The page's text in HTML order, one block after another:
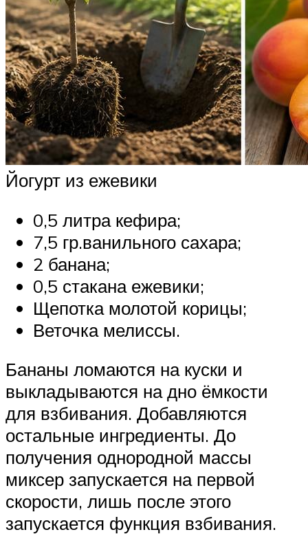
Йогурт из ежевики
0,5 литра кефира;
7,5 гр.ванильного сахара;
2 банана;
0,5 стакана ежевики;
Щепотка молотой корицы;
Веточка мелиссы.
Бананы ломаются на куски и
выкладываются на дно ёмкости
для взбивания. Добавляются
остальные ингредиенты. До
получения однородной массы
миксер запускается на первой
скорости, лишь после этого
запускается функция взбивания.